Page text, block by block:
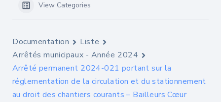
View Categories
Documentation
Liste
Arrêtés municipaux - Année 2024
Arrêté permanent 2024-021 portant sur la
réglementation de la circulation et du stationnement
au droit des chantiers courants – Bailleurs Cœur